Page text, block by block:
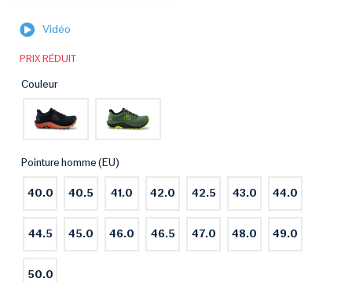
Vidéo
PRIX RÉDUIT
Couleur
Pointure homme (EU)
40.0 40.5 41.0 42.0 42.5 43.0 44.0
44.5 45.0 46.0 46.5 47.0 48.0 49.0
50.0